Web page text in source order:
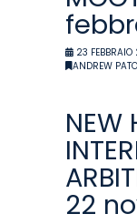
23 FEBBRAIO
ANDREW
NEW
22